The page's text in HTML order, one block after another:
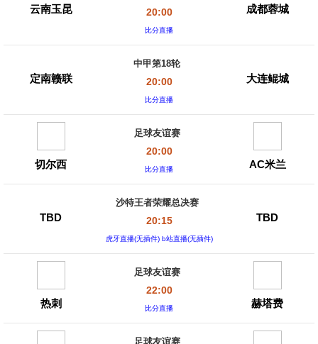
云南玉昆 20:00
比分直播
成都蓉城
定南赣联
中甲第18轮
20:00
比分直播
大连鲲城
切尔西
足球友谊赛
20:00
比分直播 AC米兰
TBD
沙特王者荣耀总决赛
20:15
虎牙直播(无插件) b站直播(无插件)
TBD
热刺
足球友谊赛
22:00
比分直播 赫塔费
足球友谊赛